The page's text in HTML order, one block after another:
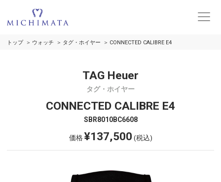
トップ ウォッチ タグ・ホイヤー CONNECTED CALIBRE E4
TAG Heuer
タグ・ホイヤー
CONNECTED CALIBRE E4
SBR8010BC6608
価格¥137,500 (税込)